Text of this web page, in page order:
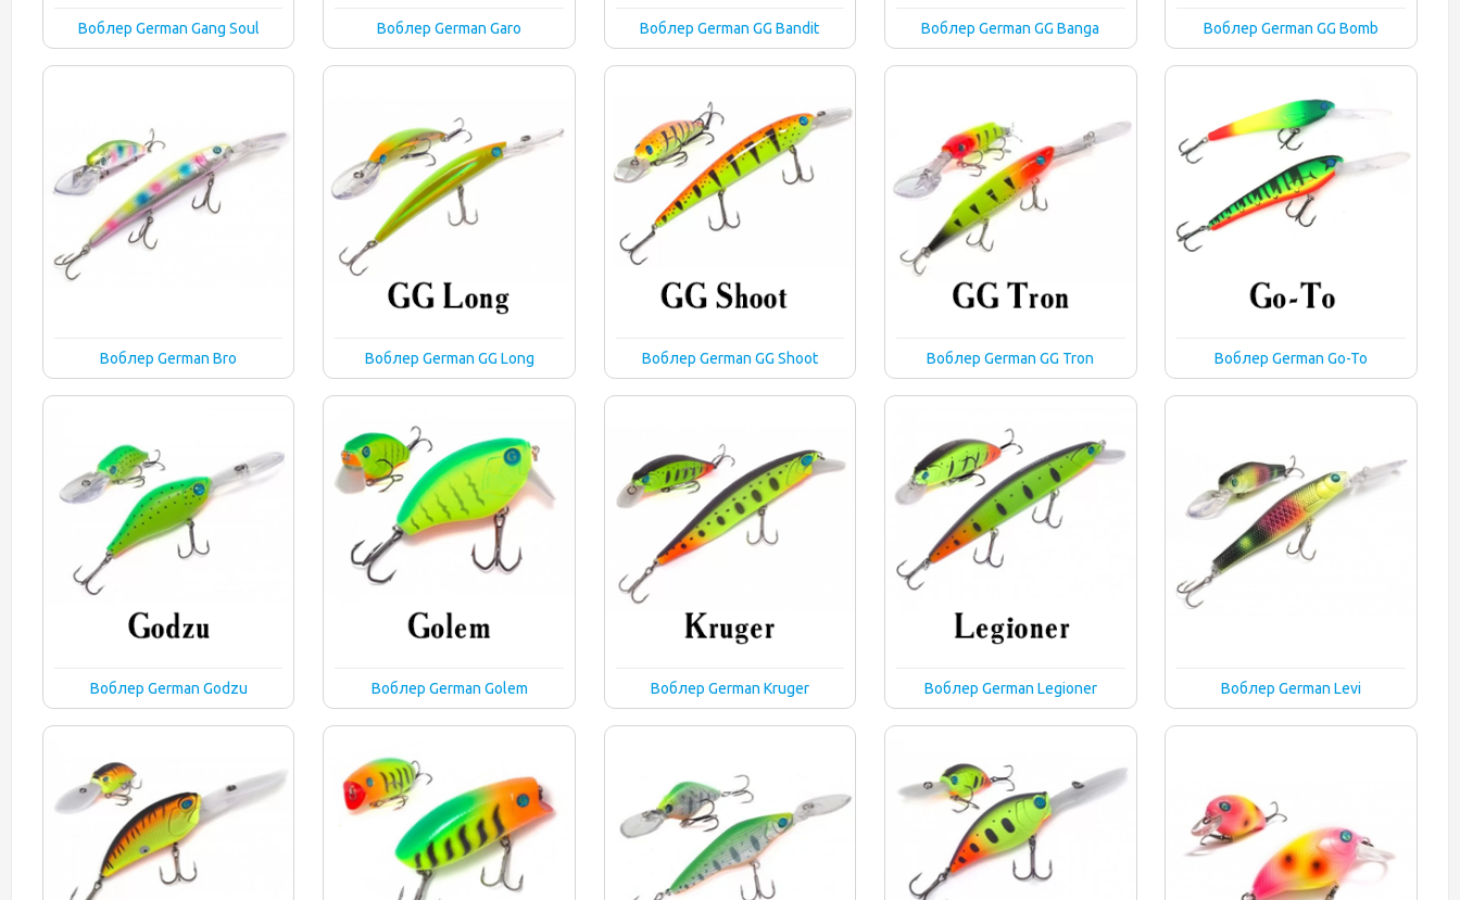
Воблер German Gang Soul Воблер German Garo Воблер German GG Bandit Воблер German GG Banga Воблер German GG Bomb
Воблер German Bro Воблер German GG Long Воблер German GG Shoot Воблер German GG Tron Воблер German Go-To
Воблер German Godzu Воблер German Golem Воблер German Kruger Воблер German Legioner Воблер German Levi